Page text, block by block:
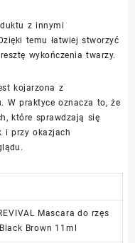
z innymi
temu łatwiej stworzyć
wykończenia twarzy.
kojarzona z
W praktyce oznacza to, że
które sprawdzają się
i przy okazjach
Mascara do rzęs
Brown 11ml